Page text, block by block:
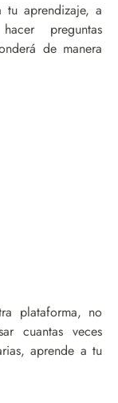
tu aprendizaje, a
preguntas
de manera
plataforma, no
cuantas veces
aprende a tu